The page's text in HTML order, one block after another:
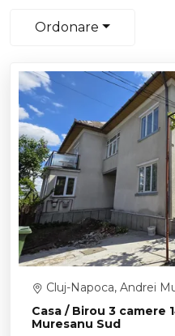
Ordonare
Casa / Birou 3 camere
Muresanu Sud
Cluj-Napoca, Andrei